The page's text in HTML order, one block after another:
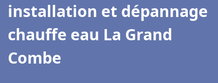
installation et dépannage
chauffe eau La Grand
Combe